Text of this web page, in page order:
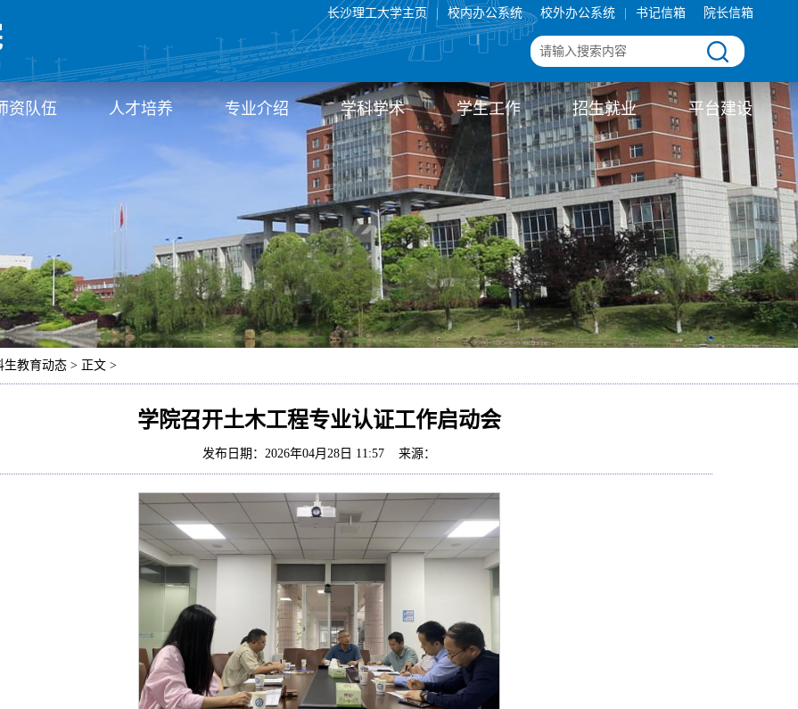
长沙理工大学主页 校内办公系统 校外办公系统 书记信箱 院长信箱
资队伍 人才培养 专业介绍 学科学术 学生工作 招生就业 平台建设
生教育动态 > 正文 >
学院召开土木工程专业认证工作启动会
发布日期：2026年04月28日 11:57 来源：